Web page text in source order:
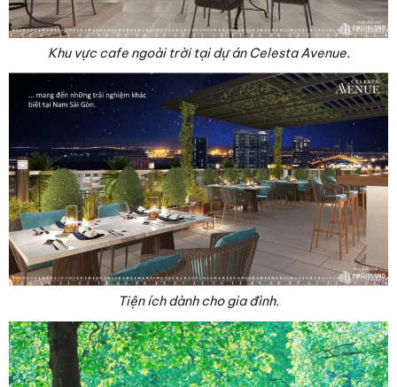
Khu vực cafe ngoài trời tại dự án Celesta Avenue.
Tiện ích dành cho gia đình.